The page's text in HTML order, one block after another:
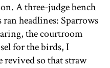
A three-judge bench
headlines: Sparrows
the courtroom
for the birds, I
revived so that straw